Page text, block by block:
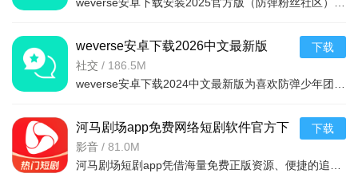
weverse安卓下载2026中文最新版
v3.13.1最新安卓版
社交 / 186.5M
下载
河马剧场app免费网络短剧软件官方下
载v3.1.0安卓版
影音 / 81.0M
下载